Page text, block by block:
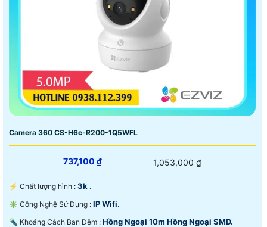
Camera 360 CS-H6c-R200-1Q5WFL
737,100 ₫ 1,053,000 ₫
️⚡ Chất lượng hình : 3k .
✳️ Công Nghệ Sử Dụng : IP Wifi.
🔦 Khoảng Cách Ban Đêm : Hồng Ngoại 10m Hồng Ngoại SMD.